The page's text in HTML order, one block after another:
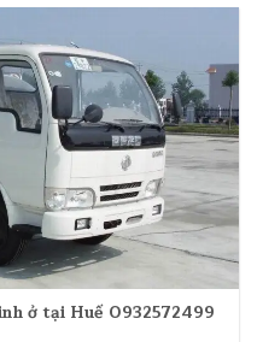
ở tại Huế 0932572499